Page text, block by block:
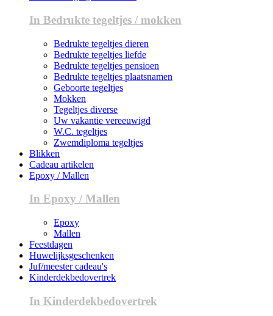
In Bedrukte tegeltjes / mokken
Bedrukte tegeltjes dieren
Bedrukte tegeltjes liefde
Bedrukte tegeltjes pensioen
Bedrukte tegeltjes plaatsnamen
Geboorte tegeltjes
Mokken
Tegeltjes diverse
Uw vakantie vereeuwigd
W.C. tegeltjes
Zwemdiploma tegeltjes
Blikken
Cadeau artikelen
Epoxy / Mallen
In Epoxy / Mallen
Epoxy
Mallen
Feestdagen
Huwelijksgeschenken
Juf/meester cadeau's
Kinderdekbedovertrek
In Kinderdekbedovertrek